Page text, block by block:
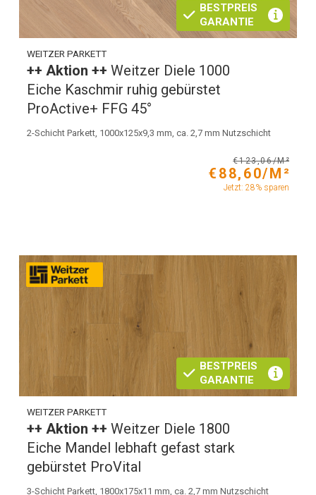
BESTPREIS
GARANTIE
WEITZER PARKETT
++ Aktion ++Weitzer Diele 1000
Eiche Kaschmir ruhig gebürstet
ProActive+ FFG 45°
2-Schicht Parkett, 1000x125x9,3 mm, ca. 2,7 mm Nutzschicht
€123,06/M²
€88,60/M²
Jetzt: 28% sparen
BESTPREIS
GARANTIE
WEITZER PARKETT
++ Aktion ++Weitzer Diele 1800
Eiche Mandel lebhaft gefast stark
gebürstet ProVital
3-Schicht Parkett, 1800x175x11 mm, ca. 2,7 mm Nutzschicht